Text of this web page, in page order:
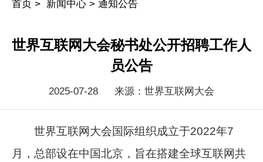
首页 > 新闻中心 >通知公告
世界互联网大会秘书处公开招聘工作人
员公告
2025-07-28 来源：世界互联网大会
世界互联网大会国际组织成立于2022年7
月，总部设在中国北京，旨在搭建全球互联网共